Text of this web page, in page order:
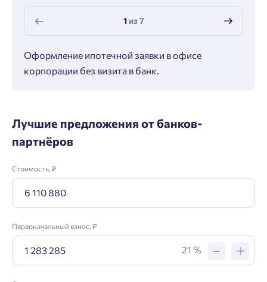
1из7
Оформление ипотечной заявки в офисе
корпорации без визита в банк.
Лучшие предложения от банков-
партнёров
Стоимость, ₽
Первоначальный взнос, ₽
21 %